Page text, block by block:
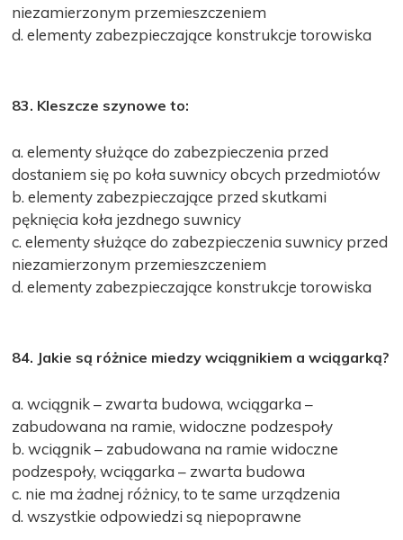
niezamierzonym przemieszczeniem
d. elementy zabezpieczające konstrukcje torowiska
83. Kleszcze szynowe to:
a. elementy służące do zabezpieczenia przed
dostaniem się po koła suwnicy obcych przedmiotów
b. elementy zabezpieczające przed skutkami
pęknięcia koła jezdnego suwnicy
c. elementy służące do zabezpieczenia suwnicy przed
niezamierzonym przemieszczeniem
d. elementy zabezpieczające konstrukcje torowiska
84. Jakie są różnice miedzy wciągnikiem a wciągarką?
a. wciągnik – zwarta budowa, wciągarka –
zabudowana na ramie, widoczne podzespoły
b. wciągnik – zabudowana na ramie widoczne
podzespoły, wciągarka – zwarta budowa
c. nie ma żadnej różnicy, to te same urządzenia
d. wszystkie odpowiedzi są niepoprawne